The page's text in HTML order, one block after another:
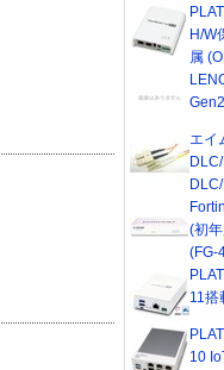
H/W
属
エイ
(初
(FG-
11搭
10